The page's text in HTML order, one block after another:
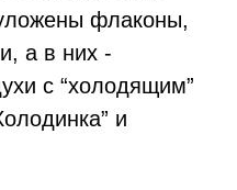
флаконы,
а в них -
с “холодящим”
и